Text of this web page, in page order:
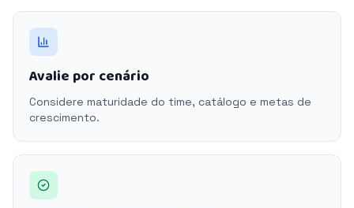
Avalie por cenário
Considere maturidade do time, catálogo e metas de
crescimento.